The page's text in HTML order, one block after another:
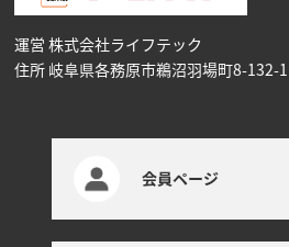
運営 株式会社ライフテック
住所 岐阜県各務原市鵜沼⽻場町8-132-1
会員ページ